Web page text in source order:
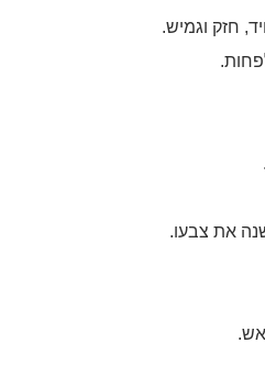
חזק וגמיש.
את צבעו.